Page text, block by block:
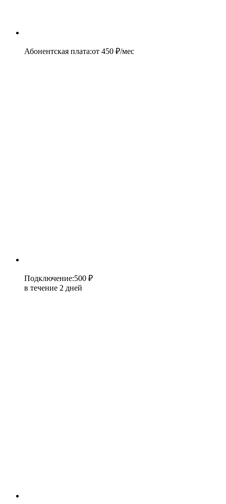
Абонентская плата:от 450 ₽/мес
Подключение:500 ₽
в течение 2 дней